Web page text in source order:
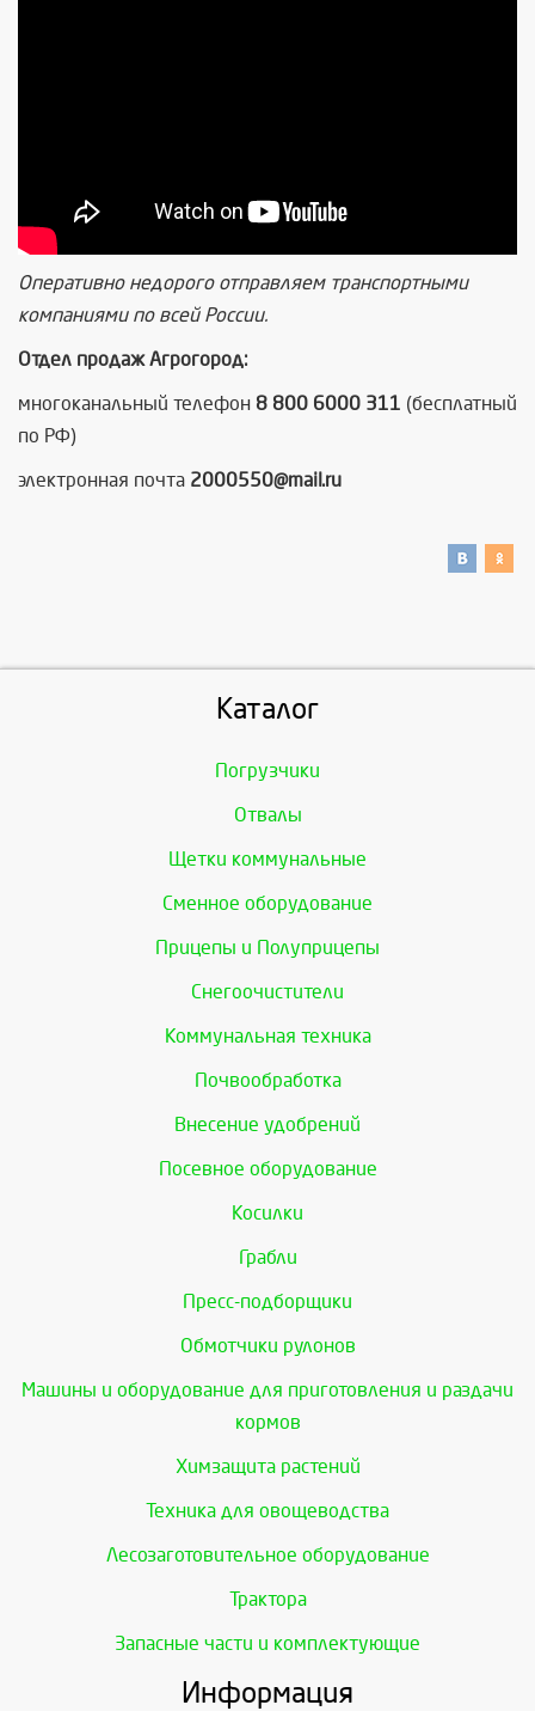
Оперативно недорого отправляем транспортными
компаниями по всей России.
Отдел продаж Агрогород:
многоканальный телефон 8 800 6000 311 (бесплатный
по РФ)
электронная почта 2000550@mail.ru
Каталог
Погрузчики
Отвалы
Щетки коммунальные
Сменное оборудование
Прицепы и Полуприцепы
Снегоочистители
Коммунальная техника
Почвообработка
Внесение удобрений
Посевное оборудование
Косилки
Грабли
Пресс-подборщики
Обмотчики рулонов
Машины и оборудование для приготовления и раздачи
кормов
Химзащита растений
Техника для овощеводства
Лесозаготовительное оборудование
Трактора
Запасные части и комплектующие
Информация